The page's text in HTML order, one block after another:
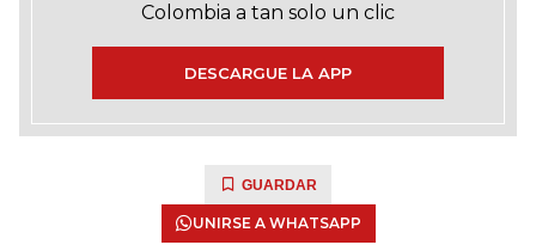
Colombia a tan solo un clic
DESCARGUE LA APP
GUARDAR
UNIRSE A WHATSAPP